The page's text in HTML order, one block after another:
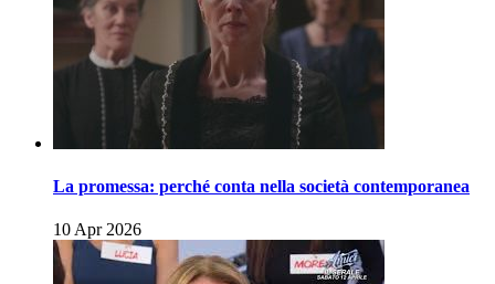
La promessa: perché conta nella società contemporanea
10 Apr 2026